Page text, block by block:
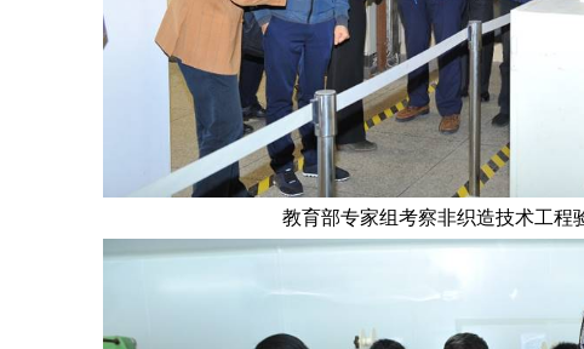
教育部专家组考察非织造技术工程